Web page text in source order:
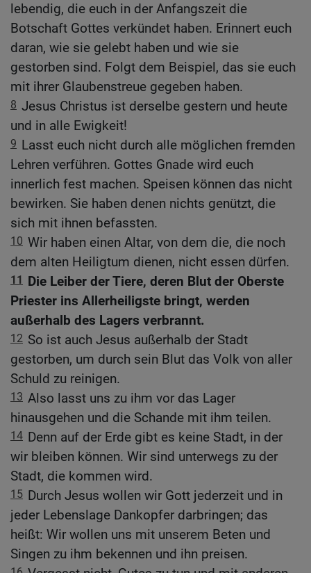
lebendig, die euch in der Anfangszeit die
Botschaft Gottes verkündet haben. Erinnert euch
daran, wie sie gelebt haben und wie sie
gestorben sind. Folgt dem Beispiel, das sie euch
mit ihrer Glaubenstreue gegeben haben.
8 Jesus Christus ist derselbe gestern und heute
und in alle Ewigkeit!
9 Lasst euch nicht durch alle möglichen fremden
Lehren verführen. Gottes Gnade wird euch
innerlich fest machen. Speisen können das nicht
bewirken. Sie haben denen nichts genützt, die
sich mit ihnen befassten.
10 Wir haben einen Altar, von dem die, die noch
dem alten Heiligtum dienen, nicht essen dürfen.
11
Die Leiber der Tiere, deren Blut der Oberste
Priester ins Allerheiligste bringt, werden
außerhalb des Lagers verbrannt.
12 So ist auch Jesus außerhalb der Stadt
gestorben, um durch sein Blut das Volk von aller
Schuld zu reinigen.
13 Also lasst uns zu ihm vor das Lager
hinausgehen und die Schande mit ihm teilen.
14 Denn auf der Erde gibt es keine Stadt, in der
wir bleiben können. Wir sind unterwegs zu der
Stadt, die kommen wird.
15 Durch Jesus wollen wir Gott jederzeit und in
jeder Lebenslage Dankopfer darbringen; das
heißt: Wir wollen uns mit unserem Beten und
Singen zu ihm bekennen und ihn preisen.